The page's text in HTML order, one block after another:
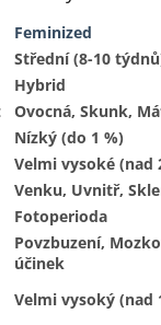
Feminized
Střední (8-10
Hybrid
:
Ovocná, Skunk,
Nízký (do 1 %)
Velmi vysoké (nad
Venku, Uvnitř,
Fotoperioda
Povzbuzení,
účinek
Velmi vysoký (nad